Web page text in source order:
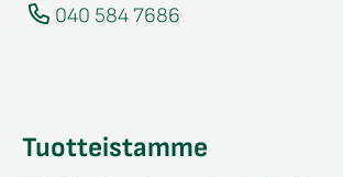
040 584 7686
Tuotteistamme